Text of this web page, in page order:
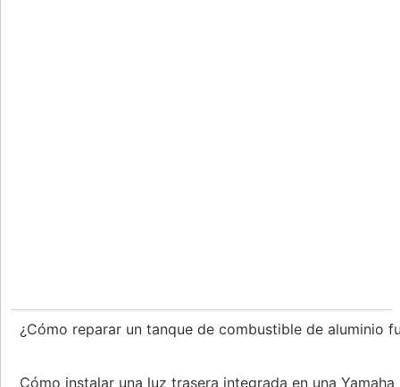
¿Cómo reparar un tanque de combustible de aluminio
Cómo instalar una luz trasera integrada en una